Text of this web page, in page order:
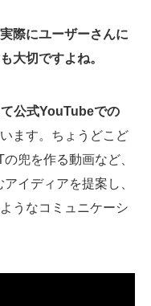
際にユーザーさんに
大切ですよね。
公式YouTubeでの
ます。ちょうどこど
兜を作る動画など、
イディアを提案し、
うなコミュニケーシ